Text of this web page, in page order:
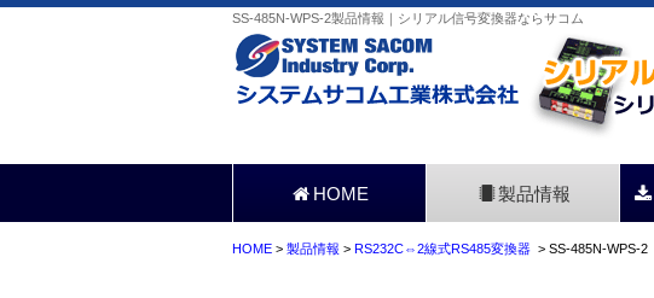
SS-485N-WPS-2製品情報｜シリアル信号変換器ならサコム
HOME 製品情報
HOME > 製品情報 > RS232C⇔2線式RS485変換器 > SS-485N-WPS-2